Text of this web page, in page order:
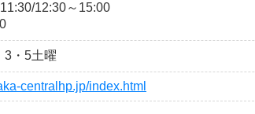
12:30～15:00
3・5土曜
centralhp.jp/index.html